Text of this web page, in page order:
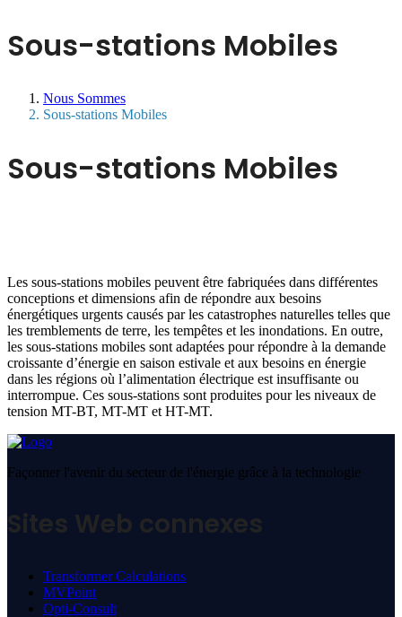
Sous-stations Mobiles
Nous Sommes
Sous-stations Mobiles
Sous-stations Mobiles
Les sous-stations mobiles peuvent être fabriquées dans différentes
conceptions et dimensions afin de répondre aux besoins
énergétiques urgents causés par les catastrophes naturelles telles que
les tremblements de terre, les tempêtes et les inondations. En outre,
les sous-stations mobiles sont adaptées pour répondre à la demande
croissante d’énergie en saison estivale et aux besoins en énergie
dans les régions où l’alimentation électrique est insuffisante ou
interrompue. Ces sous-stations sont produites pour les niveaux de
tension MT-BT, MT-MT et HT-MT.
Façonner l'avenir du secteur de l'énergie grâce à la technologie
Sites Web connexes
Transformer Calculations
MVPoint
Opti-Consult